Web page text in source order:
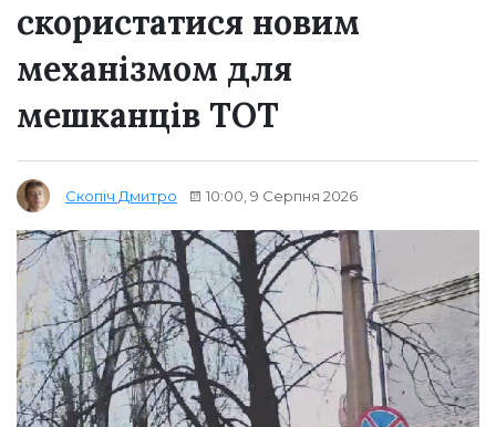
скористатися новим
механізмом для
мешканців ТОТ
Скопіч Дмитро 10:00, 9 Серпня 2026